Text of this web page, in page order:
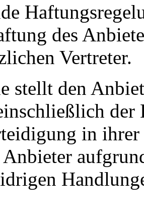
des
Vertreter.
stellt den
der
in
Anbieter